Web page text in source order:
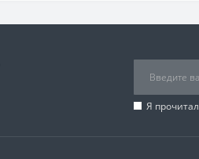
Я прочитал